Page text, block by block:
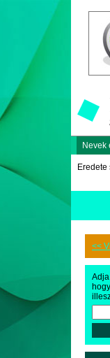
Nevek
Eredete
<<